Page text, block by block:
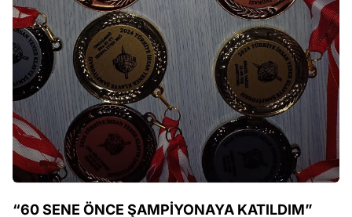
“60 SENE ÖNCE ŞAMPİYONAYA KATILDIM”